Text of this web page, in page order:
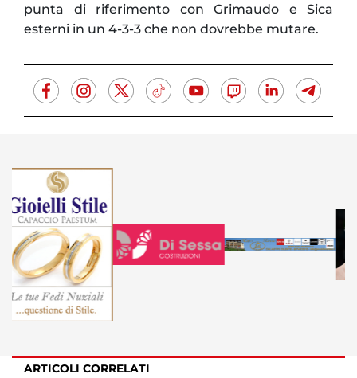
punta di riferimento con Grimaudo e Sica
esterni in un 4-3-3 che non dovrebbe mutare.
ARTICOLI CORRELATI